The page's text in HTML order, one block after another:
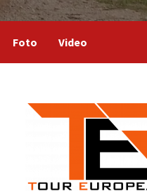
Foto Video